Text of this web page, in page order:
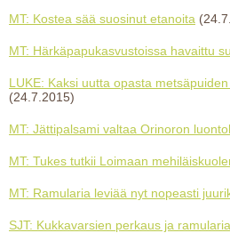
MT: Kostea sää suosinut etanoita
MT: Härkäpapukasvustoissa havaittu
LUKE: Kaksi uutta opasta
(24.7.2015)
MT: Jättipalsami valtaa Orinoron
MT: Tukes tutkii Loimaan
MT: Ramularia leviää nyt nopeasti
SJT: Kukkavarsien perkaus ja